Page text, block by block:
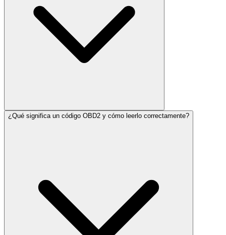
¿Qué significa un código OBD2 y cómo leerlo correctamente?